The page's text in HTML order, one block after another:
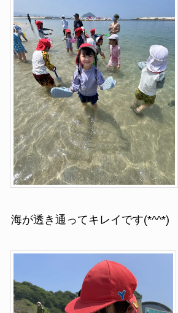
海が透き通ってキレイです(*^^*)